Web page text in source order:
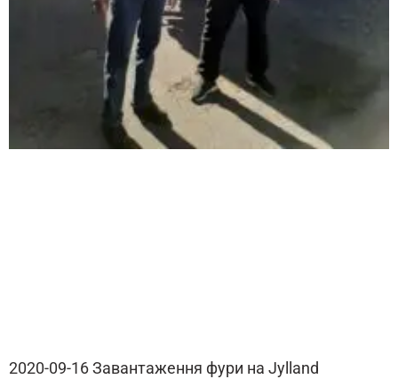
2020-09-16 Завантаження фури на Jylland